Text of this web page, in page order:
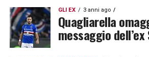
GLI EX 3 anni ago
Quagliarella
messaggio